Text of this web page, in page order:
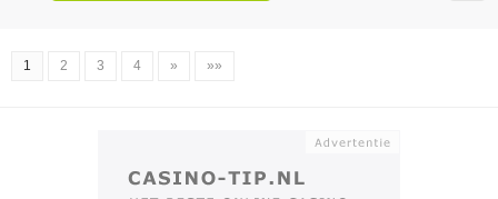
1 2 3 4 » »»